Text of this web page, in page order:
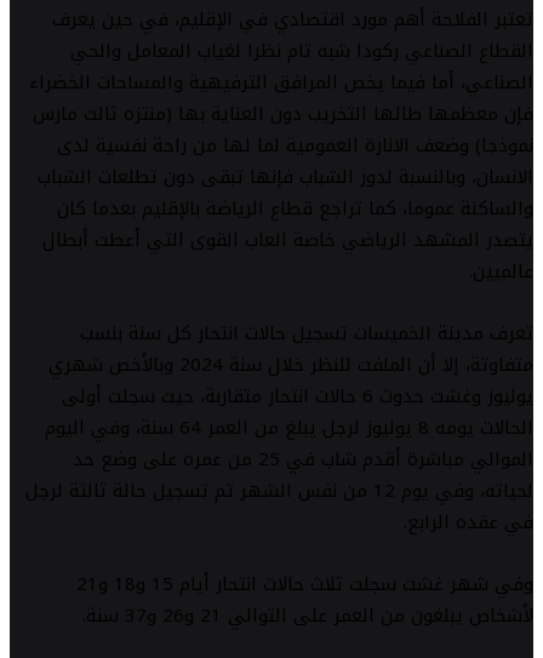
تعتبر الفلاحة أهم مورد اقتصادي في الإقليم، في حين يعرف
القطاع الصناعي ركودا شبه تام نظرا لغياب المعامل والحي
الصناعي، أما فيما يخص المرافق الترفيهية والمساحات الخضراء
فإن معظمها طالها التخريب دون العناية بها (منتزه ثالث مارس
نموذجا) وضعف الانارة العمومية لما لها من راحة نفسية لدى
الانسان، وبالنسبة لدور الشباب فإنها تبقى دون تطلعات الشباب
والساكنة عموما، كما تراجع قطاع الرياضة بالإقليم بعدما كان
يتصدر المشهد الرياضي خاصة العاب القوى التي أعطت أبطال
عالميين.
تعرف مدينة الخميسات تسجيل حالات انتحار كل سنة بنسب
متفاوتة، إلا أن الملفت للنظر خلال سنة 2024 وبالأخص شهري
يوليوز وغشت حدوث 6 حالات انتحار متقاربة، حيث سجلت أولى
الحالات يومه 8 يوليوز لرجل يبلغ من العمر 64 سنة، وفي اليوم
الموالي مباشرة أقدم شاب في 25 من عمره على وضع حد
لحياته، وفي يوم 12 من نفس الشهر تم تسجيل حالة ثالثة لرجل
في عقده الرابع.
وفي شهر غشت سجلت ثلاث حالات انتحار أيام 15 و18 و21
لأشخاص يبلغون من العمر على التوالي 21 و26 و37 سنة.